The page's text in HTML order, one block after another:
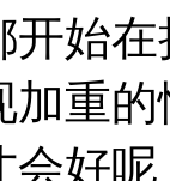
开始
加重
会好